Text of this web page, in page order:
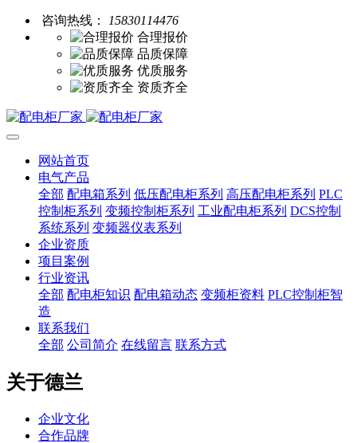
咨询热线：
15830114476
合理报价
品质保障
优质服务
资质齐全
网站首页
电气产品
全部 配电箱系列 低压配电柜系列 高压配电柜系列 PLC
控制柜系列 变频控制柜系列 工业配电柜系列 DCS控制
系统系列 变频器仪表系列
企业资质
项目案例
行业资讯
全部 配电柜知识 配电箱动态 变频柜资料 PLC控制柜智
造
联系我们
全部 公司简介 在线留言 联系方式
关于德兰
企业文化
合作品牌